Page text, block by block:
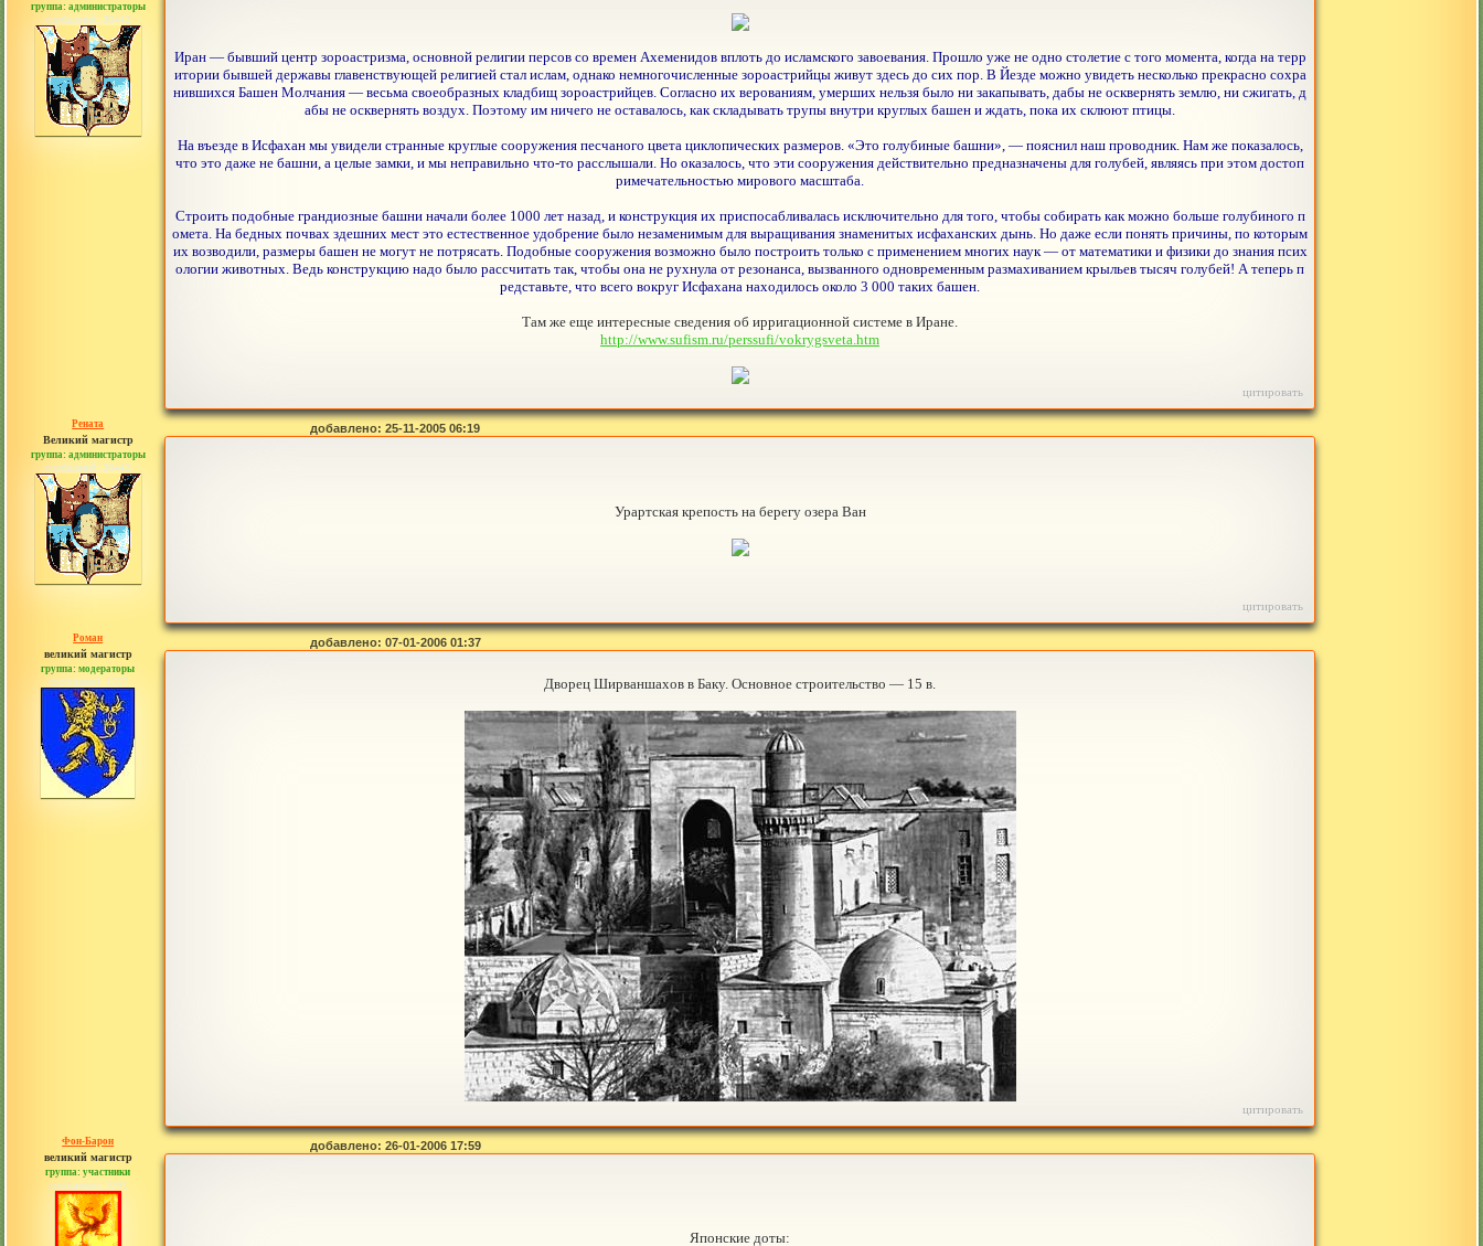
группа: администраторы
сообщений: 30442
Иран — бывший центр зороастризма, основной религии персов со времен Ахеменидов вплоть до исламского завоевания. Прошло уже не одно столетие с того момента, когда на терр
итории бывшей державы главенствующей религией стал ислам, однако немногочисленные зороастрийцы живут здесь до сих пор. В Йезде можно увидеть несколько прекрасно сохра
нившихся Башен Молчания — весьма своеобразных кладбищ зороастрийцев. Согласно их верованиям, умерших нельзя было ни закапывать, дабы не осквернять землю, ни сжигать, д
абы не осквернять воздух. Поэтому им ничего не оставалось, как складывать трупы внутри круглых башен и ждать, пока их склюют птицы.
На въезде в Исфахан мы увидели странные круглые сооружения песчаного цвета циклопических размеров. «Это голубиные башни», — пояснил наш проводник. Нам же показалось,
что это даже не башни, а целые замки, и мы неправильно что-то расслышали. Но оказалось, что эти сооружения действительно предназначены для голубей, являясь при этом достоп
римечательностью мирового масштаба.
Строить подобные грандиозные башни начали более 1000 лет назад, и конструкция их приспосабливалась исключительно для того, чтобы собирать как можно больше голубиного п
омета. На бедных почвах здешних мест это естественное удобрение было незаменимым для выращивания знаменитых исфаханских дынь. Но даже если понять причины, по которым
их возводили, размеры башен не могут не потрясать. Подобные сооружения возможно было построить только с применением многих наук — от математики и физики до знания псих
ологии животных. Ведь конструкцию надо было рассчитать так, чтобы она не рухнула от резонанса, вызванного одновременным размахиванием крыльев тысяч голубей! А теперь п
редставьте, что всего вокруг Исфахана находилось около 3 000 таких башен.
Там же еще интересные сведения об ирригационной системе в Иране.
http://www.sufism.ru/perssufi/vokrygsveta.htm
цитировать
Рената
Великий магистр
группа: администраторы
сообщений: 30442
добавлено: 25-11-2005 06:19
Урартская крепость на берегу озера Ван
цитировать
Роман
великий магистр
группа: модераторы
сообщений: 1557
добавлено: 07-01-2006 01:37
Дворец Ширваншахов в Баку. Основное строительство — 15 в.
цитировать
Фон-Барон
великий магистр
группа: участники
сообщений: 3391
добавлено: 26-01-2006 17:59
Японские доты: